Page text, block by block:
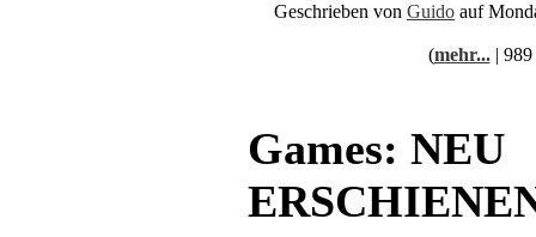
Geschrieben von Guido auf
(mehr...| 989
Games: NEU